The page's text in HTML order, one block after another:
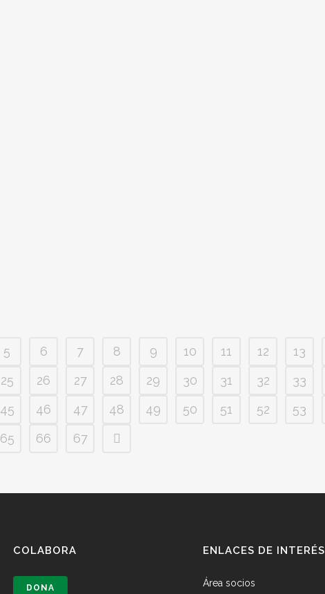
5 6 7 8 9 10 11 12 13
25 26 27 28 29 30 31 32 33
45 46 47 48 49 50 51 52 53
65 66 67
COLABORA
DONA
ENLACES DE INTERÉS
Área socios